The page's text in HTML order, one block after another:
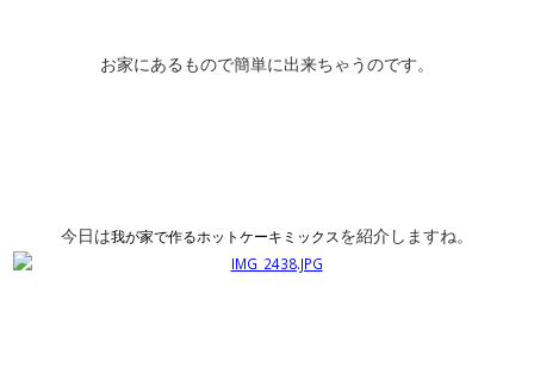
お家にあるもので簡単に出来ちゃうのです。
今日は我が家で作るホットケーキミックス を紹介しますね。